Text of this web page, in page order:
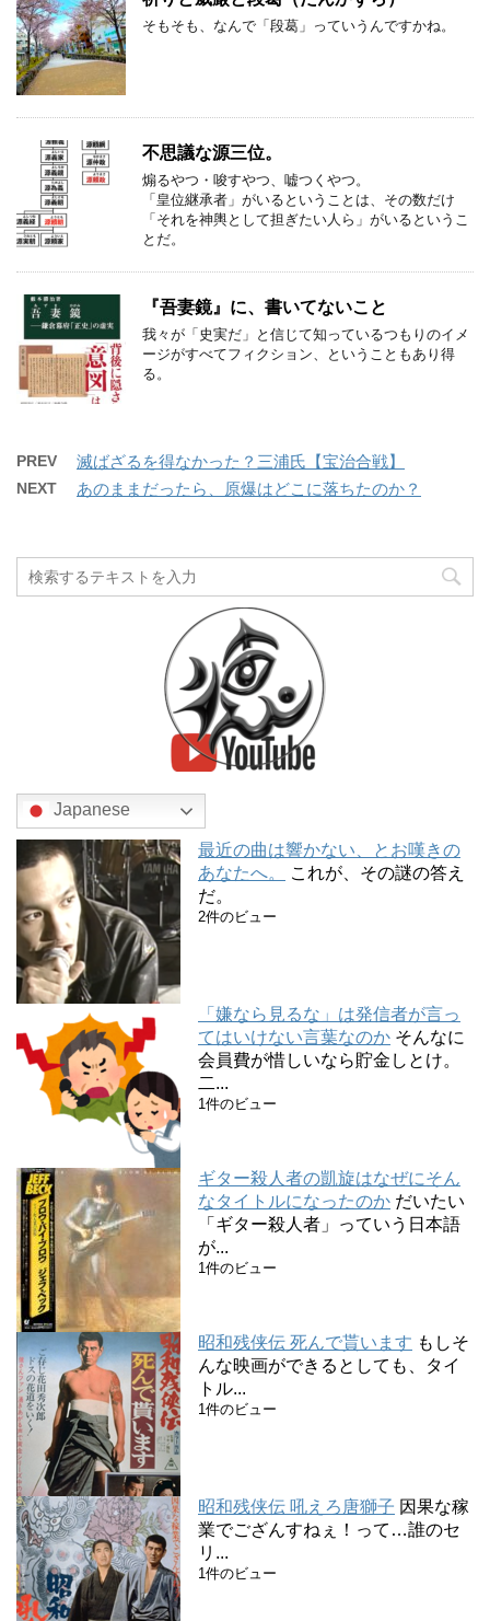
そもそも、なんで「段葛」っていうんですかね。
不思議な源三位。
煽るやつ・唆すやつ、嘘つくやつ。
「皇位継承者」がいるということは、その数だけ
「それを神輿として担ぎたい人ら」がいるというこ
とだ。
『吾妻鏡』に、書いてないこと
我々が「史実だ」と信じて知っているつもりのイメ
ージがすべてフィクション、ということもあり得
る。
PREV 滅ばざるを得なかった？三浦氏【宝治合戦】
NEXT あのままだったら、原爆はどこに落ちたのか？
Japanese
最近の曲は響かない、とお嘆きの
あなたへ。
これが、その謎の答え
だ。
2件のビュー
「嫌なら見るな」は発信者が言っ
てはいけない言葉なのか そんなに
会員費が惜しいなら貯金しとけ。
二...
1件のビュー
ギター殺人者の凱旋はなぜにそん
なタイトルになったのか だいたい
「ギター殺人者」っていう日本語
が...
1件のビュー
昭和残侠伝 死んで貰います もしそ
んな映画ができるとしても、タイ
トル...
1件のビュー
昭和残侠伝 吼えろ唐獅子 因果な稼
業でござんすねぇ！って…誰のセ
リ...
1件のビュー